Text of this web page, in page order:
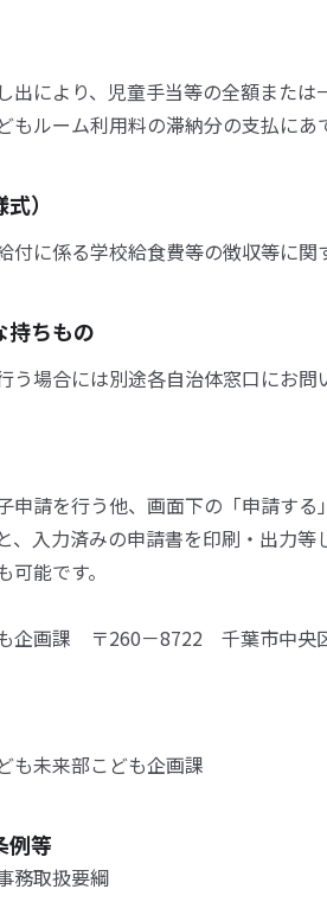
出により、児童手当等の全額または
もルーム利用料の滞納分の支払にあ
）
付に係る学校給食費等の徴収等に関
持ちもの
う場合には別途各自治体窓口にお問
申請を行う他、画面下の「申請する
、入力済みの申請書を印刷・出力
能です。
企画課 〒260－8722 千葉市中央
も未来部こども企画課
例等
務取扱要綱